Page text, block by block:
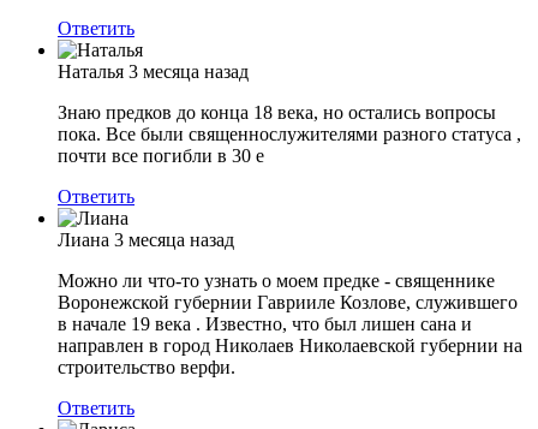
Ответить
Наталья 3 месяца назад
Знаю предков до конца 18 века, но остались вопросы
пока. Все были священнослужителями разного статуса ,
почти все погибли в 30 е
Ответить
Лиана 3 месяца назад
Можно ли что-то узнать о моем предке - священнике
Воронежской губернии Гаврииле Козлове, служившего
в начале 19 века . Известно, что был лишен сана и
направлен в город Николаев Николаевской губернии на
строительство верфи.
Ответить